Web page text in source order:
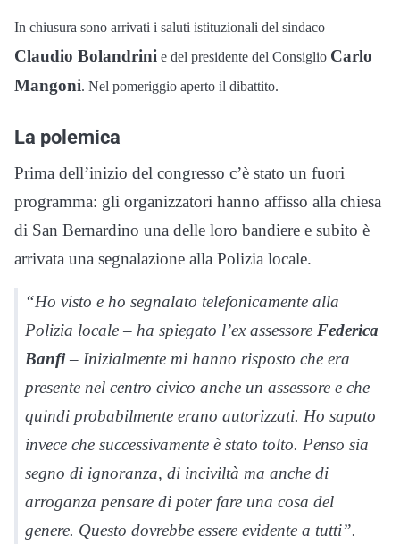
In chiusura sono arrivati i saluti istituzionali del sindaco
Claudio Bolandrini e del presidente del Consiglio Carlo
Mangoni. Nel pomeriggio aperto il dibattito.
La polemica
Prima dell’inizio del congresso c’è stato un fuori
programma: gli organizzatori hanno affisso alla chiesa
di San Bernardino una delle loro bandiere e subito è
arrivata una segnalazione alla Polizia locale.
“Ho visto e ho segnalato telefonicamente alla
Polizia locale – ha spiegato l’ex assessore Federica
Banfi– Inizialmente mi hanno risposto che era
presente nel centro civico anche un assessore e che
quindi probabilmente erano autorizzati. Ho saputo
invece che successivamente è stato tolto. Penso sia
segno di ignoranza, di inciviltà ma anche di
arroganza pensare di poter fare una cosa del
genere. Questo dovrebbe essere evidente a tutti”.